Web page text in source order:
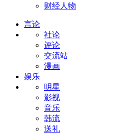
财经人物
言论
社论
评论
交流站
漫画
娱乐
明星
影视
音乐
韩流
送礼